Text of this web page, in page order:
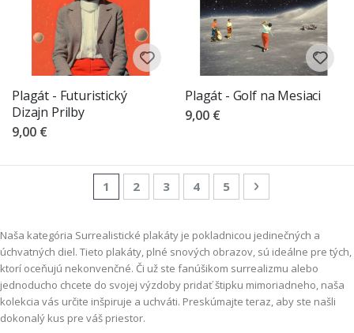
Plagát - Futuristický
Dizajn Prilby
9,00 €
Plagát - Golf na Mesiaci
9,00 €
PageYou're currently reading page
1 Page
2 Page
3 Page
4 Page
5 Page
Nasledujúca
Naša kategória Surrealistické plakáty je pokladnicou jedinečných a
úchvatných diel. Tieto plakáty, plné snových obrazov, sú ideálne pre tých,
ktorí oceňujú nekonvenčné. Či už ste fanúšikom surrealizmu alebo
jednoducho chcete do svojej výzdoby pridať štipku mimoriadneho, naša
kolekcia vás určite inšpiruje a uchváti. Preskúmajte teraz, aby ste našli
dokonalý kus pre váš priestor.